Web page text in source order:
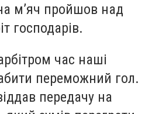
м’яч пройшов над
господарів.
час наші
переможний гол.
передачу на